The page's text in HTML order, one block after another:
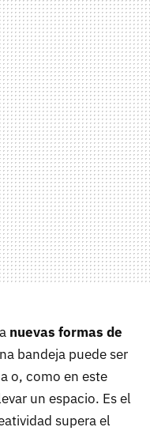
nuevas formas de
bandeja puede ser
o, como en este
un espacio. Es el
supera el